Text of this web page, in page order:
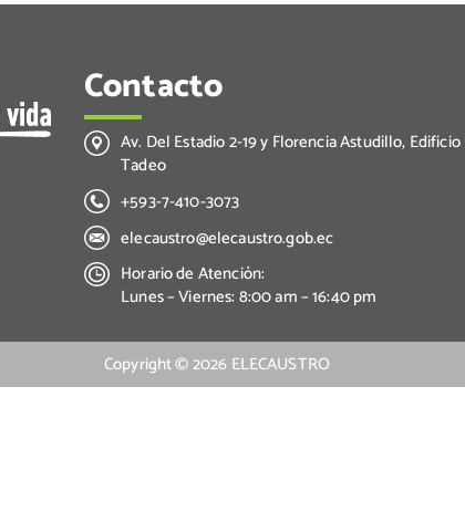
Contacto
Av. Del Estadio 2-19 y Florencia Astudillo, Edificio
Tadeo
+593-7-410-3073
elecaustro@elecaustro.gob.ec
Horario de Atención:
Lunes – Viernes: 8:00 am – 16:40 pm
Copyright ©2026 ELECAUSTRO